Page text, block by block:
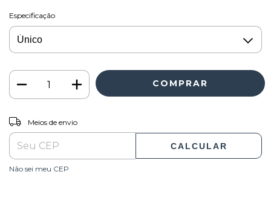
Especificação
Entregas para o CEP:
Meios de envio
CALCULAR
Não sei meu CEP